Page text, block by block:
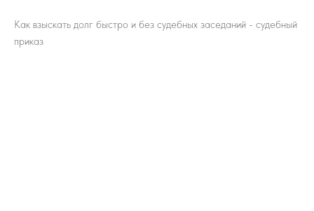
Как взыскать долг быстро и без судебных заседаний - судебный
приказ